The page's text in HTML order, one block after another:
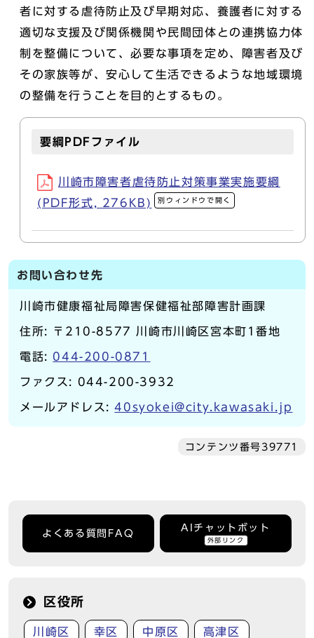
者に対する虐待防止及び早期対応、養護者に対する
適切な支援及び関係機関や民間団体との連携協力体
制を整備について、必要な事項を定め、障害者及び
その家族等が、安心して生活できるような地域環境
の整備を行うことを目的とするもの。
要綱PDFファイル
川崎市障害者虐待防止対策事業実施要綱
(PDF形式, 276KB)
別ウィンドウで開く
お問い合わせ先
川崎市健康福祉局障害保健福祉部障害計画課
住所: 〒210-8577 川崎市川崎区宮本町1番地
電話: 044-200-0871
ファクス: 044-200-3932
メールアドレス:40syokei@city.kawasaki.jp
コンテンツ番号39771
よくある質問FAQ
AIチャットボット
外部リンク
区役所
川崎区 幸区 中原区 高津区